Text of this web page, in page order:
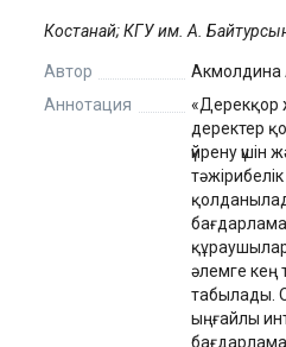
Костанай; КГУ им. А.
Автор
Акмолдина
Аннотация
«Дерекқор
деректер
үйрену
әлемге кең
табылады.
ыңғайлы